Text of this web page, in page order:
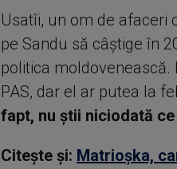
Usatîi, un om de afaceri
pe Sandu să câştige în
politica
PAS, dar el ar putea la
fapt, nu ştii niciodată
Citește și: Matrioșka,